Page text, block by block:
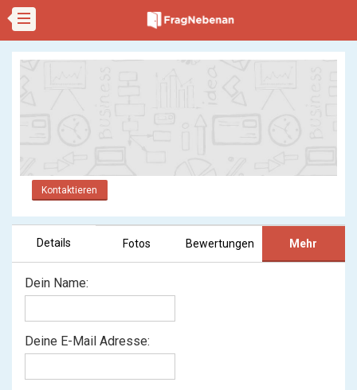
Kontaktieren
Details Fotos Bewertungen Mehr
Dein Name:
Deine E-Mail Adresse: